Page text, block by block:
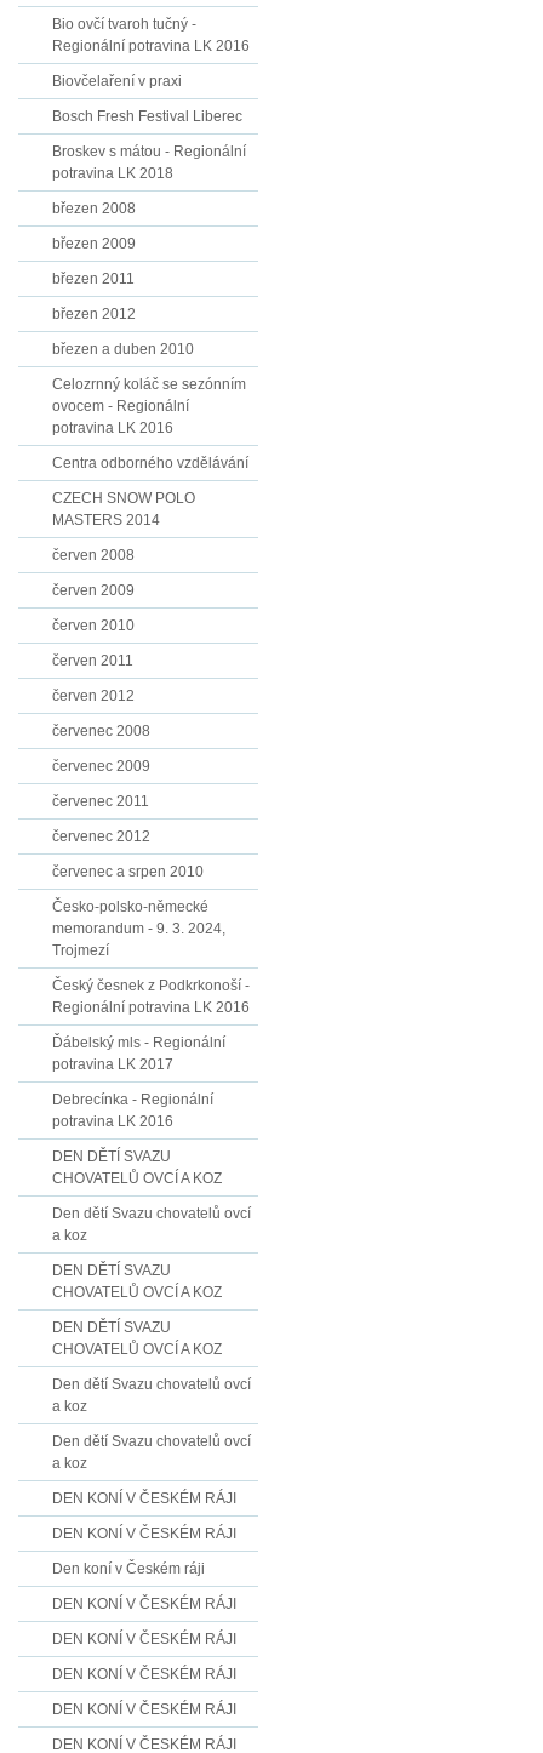
Bio ovčí tvaroh tučný -
Regionální potravina LK 2016
Biovčelaření v praxi
Bosch Fresh Festival Liberec
Broskev s mátou - Regionální
potravina LK 2018
březen 2008
březen 2009
březen 2011
březen 2012
březen a duben 2010
Celozrnný koláč se sezónním
ovocem - Regionální
potravina LK 2016
Centra odborného vzdělávání
CZECH SNOW POLO
MASTERS 2014
červen 2008
červen 2009
červen 2010
červen 2011
červen 2012
červenec 2008
červenec 2009
červenec 2011
červenec 2012
červenec a srpen 2010
Česko-polsko-německé
memorandum - 9. 3. 2024,
Trojmezí
Český česnek z Podkrkonoší -
Regionální potravina LK 2016
Ďábelský mls - Regionální
potravina LK 2017
Debrecínka - Regionální
potravina LK 2016
DEN DĚTÍ SVAZU
CHOVATELŮ OVCÍ A KOZ
Den dětí Svazu chovatelů ovcí
a koz
DEN DĚTÍ SVAZU
CHOVATELŮ OVCÍ A KOZ
DEN DĚTÍ SVAZU
CHOVATELŮ OVCÍ A KOZ
Den dětí Svazu chovatelů ovcí
a koz
Den dětí Svazu chovatelů ovcí
a koz
DEN KONÍ V ČESKÉM RÁJI
DEN KONÍ V ČESKÉM RÁJI
Den koní v Českém ráji
DEN KONÍ V ČESKÉM RÁJI
DEN KONÍ V ČESKÉM RÁJI
DEN KONÍ V ČESKÉM RÁJI
DEN KONÍ V ČESKÉM RÁJI
DEN KONÍ V ČESKÉM RÁJI